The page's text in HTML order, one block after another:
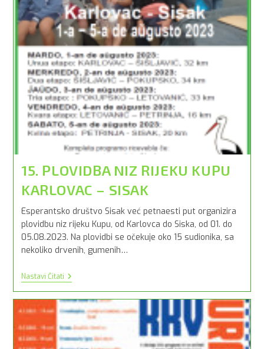
15. PLOVIDBA NIZ RIJEKU KUPU
KARLOVAC – SISAK
Esperantsko društvo Sisak već petnaesti put organizira
plovidbu niz rijeku Kupu, od Karlovca do Siska, od 01. do
05.08.2023. Na plovidbi se očekuje oko 15 sudionika, sa
nekoliko drvenih, gumenih…
Nastavi Čitati15.
PLOVIDBA
NIZ
RIJEKU
KUPU
KARLOVAC
–
SISAK